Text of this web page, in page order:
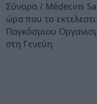
Σύνορα / Médecins
ώρα που το
Παγκόσμιου
στη Γενεύη.